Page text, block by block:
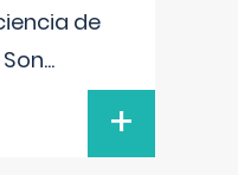
de
...
+